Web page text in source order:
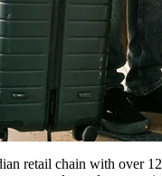
retail chain with over